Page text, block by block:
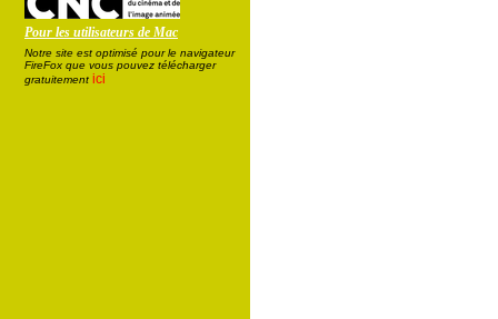
Pour les utilisateurs de Mac
Notre site est optimisé pour le navigateur
FireFox que vous pouvez télécharger
gratuitement ici